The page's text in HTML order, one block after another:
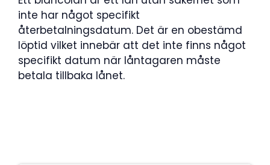
inte har något specifikt
återbetalningsdatum. Det är en obestämd
löptid vilket innebär att det inte finns något
specifikt datum när låntagaren måste
betala tillbaka lånet.